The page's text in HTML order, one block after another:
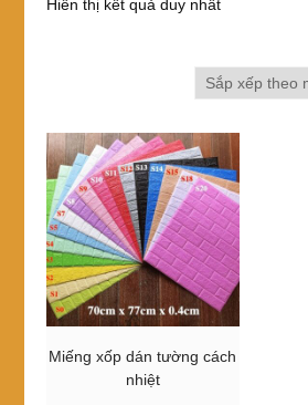
Hiển thị kết quả duy nhất
Miếng xốp dán tường cách
nhiệt